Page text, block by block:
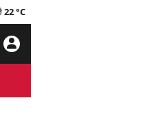
22 °C